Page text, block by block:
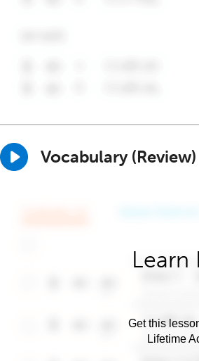
Vocabulary (Review)
Learn
Get this
Lifetime